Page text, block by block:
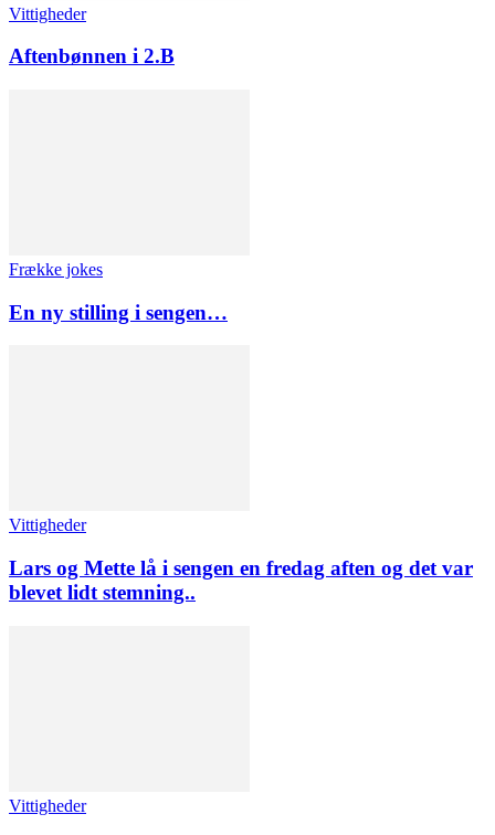
Vittigheder
Aftenbønnen i 2.B
Frække jokes
En ny stilling i sengen…
Vittigheder
Lars og Mette lå i sengen en fredag aften og det var
blevet lidt stemning..
Vittigheder